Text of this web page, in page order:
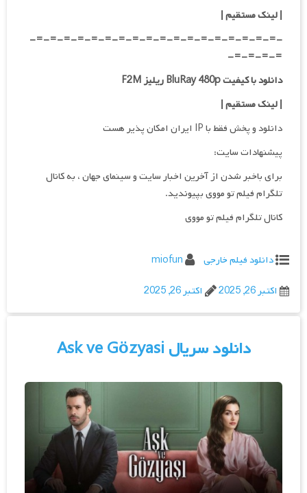
| لینک مستقیم |
-=-=-=-=-=-=-=-=-=-=-=-=-=-=-=-=-=-=-
=-=-=-=-
دانلود با کیفیت BluRay 480p ریلیز F2M
| لینک مستقیم |
دانلود و پخش فقط با IP ایران امکان پذیر هست
پیشنهادات سایت:
برای باخبر شدن از آخرین اخبار سایت و سینمای جهان ، به کانال
تلگرام فیلم تو مووی بپیوندید.
کانال تلگرام فیلم تو مووی
دانلود فیلم خارجی
miofun
اکتبر 26, 2025
اکتبر 26, 2025
دانلود سریال Ask ve Gözyasi